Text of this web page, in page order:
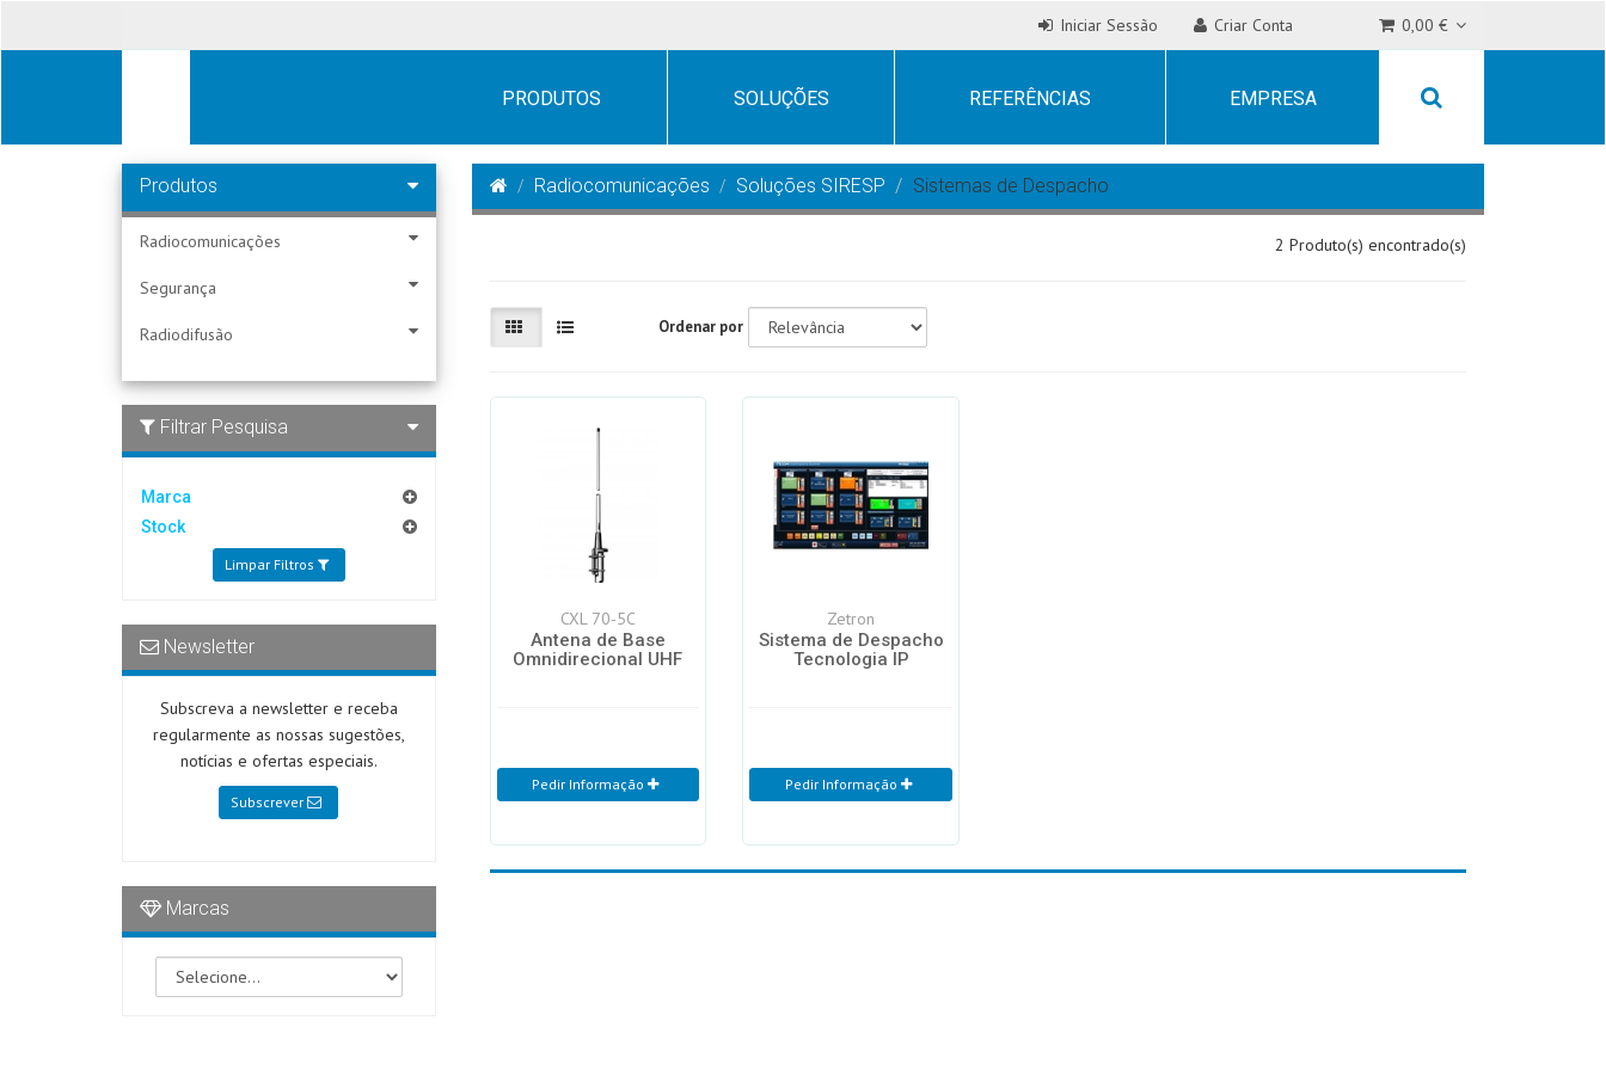
Iniciar Sessão Criar Conta 0,00 €
PRODUTOS SOLUÇÕES REFERÊNCIAS EMPRESA
Produtos
Radiocomunicações
Segurança
Radiodifusão
Filtrar Pesquisa
Marca
Stock
Limpar Filtros
Newsletter
Subscreva a newsletter e receba
regularmente as nossas sugestões,
notícias e ofertas especiais.
Subscrever
Marcas
Radiocomunicações Soluções SIRESP Sistemas de Despacho
2 Produto(s) encontrado(s)
Ordenar por
CXL 70-5C
Antena de Base
Omnidirecional UHF
Pedir Informação
Zetron
Sistema de Despacho
Tecnologia IP
Pedir Informação